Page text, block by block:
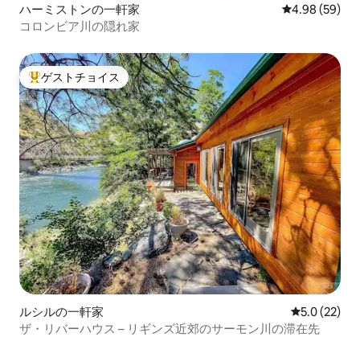
ハーミストンの一軒家 レビュー59
4.98 (59)
コロンビア川の隠れ家
大好評のゲストチョイスです。
ゲストチョイス
ルシルの一軒家 レビュー22
5.0 (22)
ザ・リバーハウス – リギンズ近郊のサーモン川の滞在先